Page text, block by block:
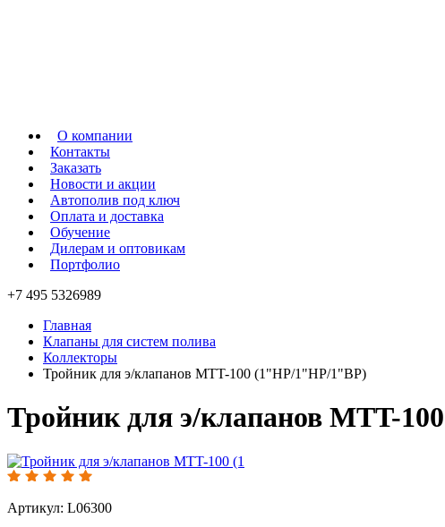
О компании
Контакты
Заказать
Новости и акции
Автополив под ключ
Оплата и доставка
Обучение
Дилерам и оптовикам
Портфолио
+7 495 5326989
Главная
Клапаны для систем полива
Коллекторы
Тройник для э/клапанов MTT-100 (1"HP/1"HP/1"BP)
Тройник для э/клапанов MTT-
Артикул: L06300